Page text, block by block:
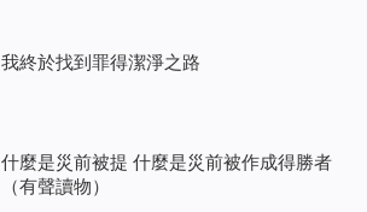
我終於找到罪得潔淨之路
什麼是災前被提 什麼是災前被作成得勝者
（有聲讀物）